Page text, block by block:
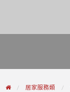
居家服務類